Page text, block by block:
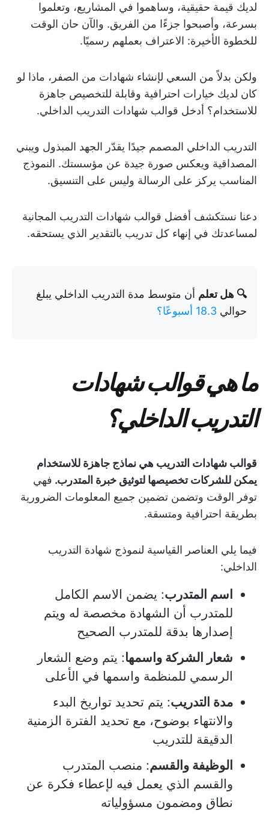
لديك قيمة حقيقية، وساهموا في المشاريع، وتعلموا
بسرعة، وأصبحوا جزءًا من الفريق. والآن حان الوقت
للخطوة الأخيرة: الاعتراف بعملهم رسميًا.
ولكن بدلاً من السعي لإنشاء شهادات من الصفر، ماذا لو
كان لديك خيارات احترافية وقابلة للتخصيص جاهزة
للاستخدام؟ أدخل قوالب شهادات التدريب الداخلي.
التدريب الداخلي المصمم جيدًا يقدّر الجهد المبذول ويبني
المصداقية ويعكس صورة جيدة عن مؤسستك. النموذج
المناسب يركز على الرسالة وليس على التنسيق.
دعنا نستكشف أفضل قوالب شهادات التدريب المجانية
لمساعدتك في إنهاء كل تدريب بالتقدير الذي يستحقه.
🔍 هل تعلم أن متوسط مدة التدريب الداخلي يبلغ
حوالي 18.3 أسبوعًا؟
ما هي قوالب شهادات
التدريب الداخلي؟
قوالب شهادات التدريب هي نماذج جاهزة للاستخدام
يمكن للشركات تخصيصها لتوثيق خبرة المتدرب. فهي
توفر الوقت وتضمن تضمين جميع المعلومات الضرورية
بطريقة احترافية ومتسقة.
فيما يلي العناصر القياسية لنموذج شهادة التدريب
الداخلي:
اسم المتدرب: يضمن الاسم الكامل
للمتدرب أن الشهادة مخصصة له ويتم
إصدارها بدقة للمتدرب الصحيح
شعار الشركة واسمها: يتم وضع الشعار
الرسمي للمنظمة واسمها في الأعلى
مدة التدريب: يتم تحديد تواريخ البدء
والانتهاء بوضوح، مع تحديد الفترة الزمنية
الدقيقة للتدريب
الوظيفة والقسم: منصب المتدرب
والقسم الذي يعمل فيه لإعطاء فكرة عن
نطاق ومضمون مسؤولياته